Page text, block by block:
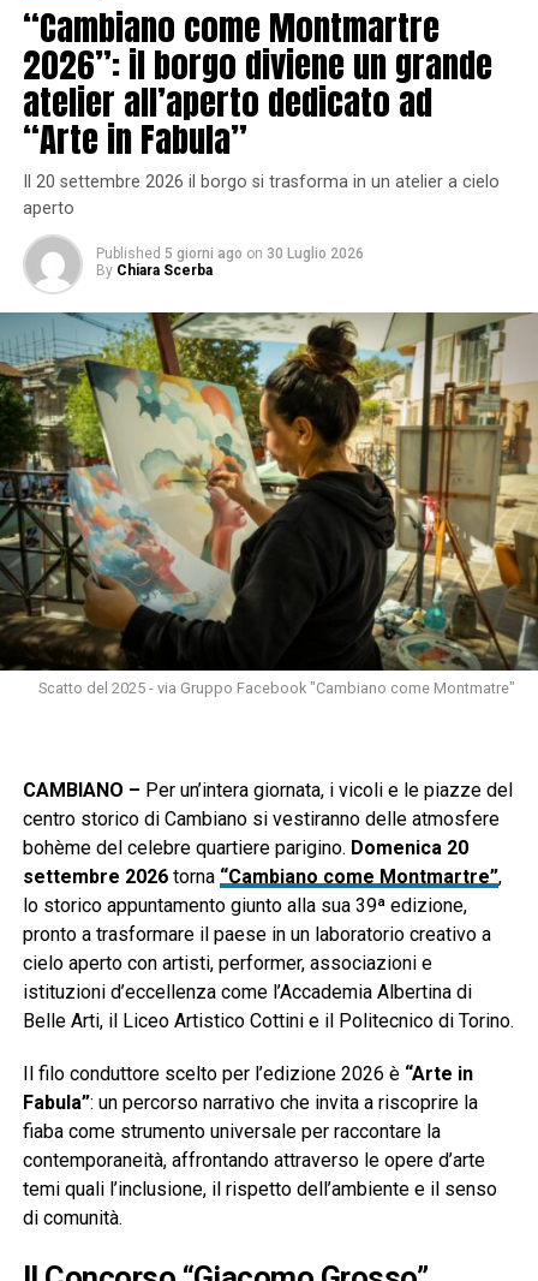
“Cambiano come Montmartre
2026”: il borgo diviene un grande
atelier all’aperto dedicato ad
“Arte in Fabula”
Il 20 settembre 2026 il borgo si trasforma in un atelier a cielo
aperto
Published 5 giorni ago on 30 Luglio 2026
By Chiara Scerba
Scatto del 2025 - via Gruppo Facebook "Cambiano come Montmatre"
CAMBIANO – Per un’intera giornata, i vicoli e le piazze del
centro storico di Cambiano si vestiranno delle atmosfere
bohème del celebre quartiere parigino. Domenica 20
settembre 2026torna “Cambiano come Montmartre”,
lo storico appuntamento giunto alla sua 39ª edizione,
pronto a trasformare il paese in un laboratorio creativo a
cielo aperto con artisti, performer, associazioni e
istituzioni d’eccellenza come l’Accademia Albertina di
Belle Arti, il Liceo Artistico Cottini e il Politecnico di Torino.
Il filo conduttore scelto per l’edizione 2026 è “Arte in
Fabula”: un percorso narrativo che invita a riscoprire la
fiaba come strumento universale per raccontare la
contemporaneità, affrontando attraverso le opere d’arte
temi quali l’inclusione, il rispetto dell’ambiente e il senso
di comunità.